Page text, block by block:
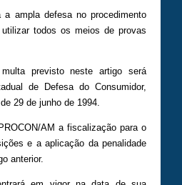
ampla defesa no procedimento
todos os meios de provas
previsto neste artigo será
de Defesa do Consumidor,
29 de junho de 1994.
AM a fiscalização para o
e a aplicação da penalidade
anterior.